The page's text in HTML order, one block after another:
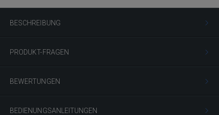
BESCHREIBUNG
PRODUKT-FRAGEN
BEWERTUNGEN
BEDIENUNGSANLEITUNGEN